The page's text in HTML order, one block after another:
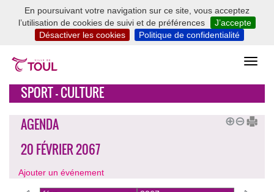
En poursuivant votre navigation sur ce site, vous acceptez
l’utilisation de cookies de suivi et de préférences
J’accepte
Désactiver les cookies
Politique de confidentialité
SPORT - CULTURE
AGENDA
20 FÉVRIER 2067
Ajouter un événement